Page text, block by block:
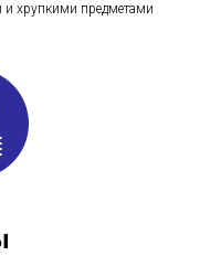
хрупкими предметами